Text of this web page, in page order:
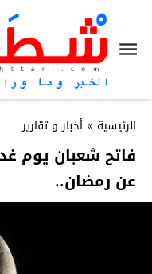
الرئيسية » أخبار و تقارير
عن رمضان..